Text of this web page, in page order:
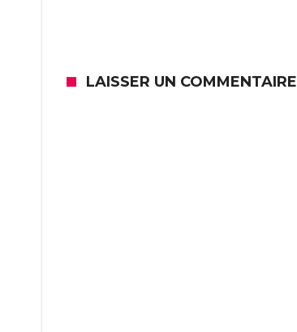
LAISSER UN COMMENTAIRE